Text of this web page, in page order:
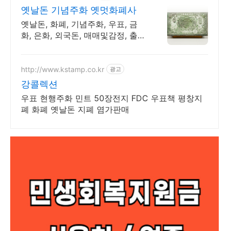
옛날돈 기념주화 옛멋화폐사
옛날돈, 화폐, 기념주화, 우표, 금
화, 은화, 외국돈, 매매및감정, 출장
http://www.kstamp.co.kr 광고
강콜렉션
우표 현행주화 민트 50장전지 FDC 우표책 평창지
폐 화폐 옛날돈 지폐 염가판매